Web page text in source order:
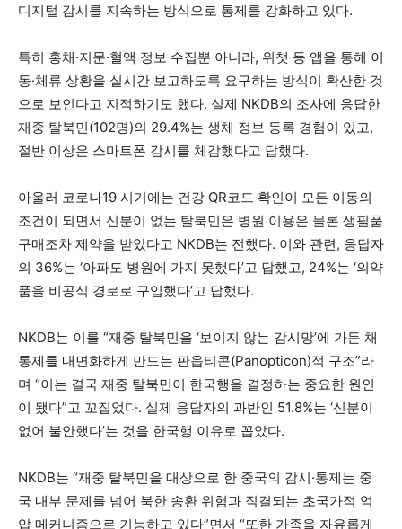
디지털 감시를 지속하는 방식으로 통제를 강화하고 있다.
특히 홍채·지문·혈액 정보 수집뿐 아니라, 위챗 등 앱을 통해 이
동·체류 상황을 실시간 보고하도록 요구하는 방식이 확산한 것
으로 보인다고 지적하기도 했다. 실제 NKDB의 조사에 응답한
재중 탈북민(102명)의 29.4%는 생체 정보 등록 경험이 있고,
절반 이상은 스마트폰 감시를 체감했다고 답했다.
아울러 코로나19 시기에는 건강 QR코드 확인이 모든 이동의
조건이 되면서 신분이 없는 탈북민은 병원 이용은 물론 생필품
구매조차 제약을 받았다고 NKDB는 전했다. 이와 관련, 응답자
의 36%는 ‘아파도 병원에 가지 못했다’고 답했고, 24%는 ‘의약
품을 비공식 경로로 구입했다’고 답했다.
NKDB는 이를 “재중 탈북민을 ‘보이지 않는 감시망’에 가둔 채
통제를 내면화하게 만드는 판옵티콘(Panopticon)적 구조”라
며 “이는 결국 재중 탈북민이 한국행을 결정하는 중요한 원인
이 됐다”고 꼬집었다. 실제 응답자의 과반인 51.8%는 ‘신분이
없어 불안했다’는 것을 한국행 이유로 꼽았다.
NKDB는 “재중 탈북민을 대상으로 한 중국의 감시·통제는 중
국 내부 문제를 넘어 북한 송환 위험과 직결되는 초국가적 억
압 메커니즘으로 기능하고 있다”면서 “또한 가족을 자유롭게